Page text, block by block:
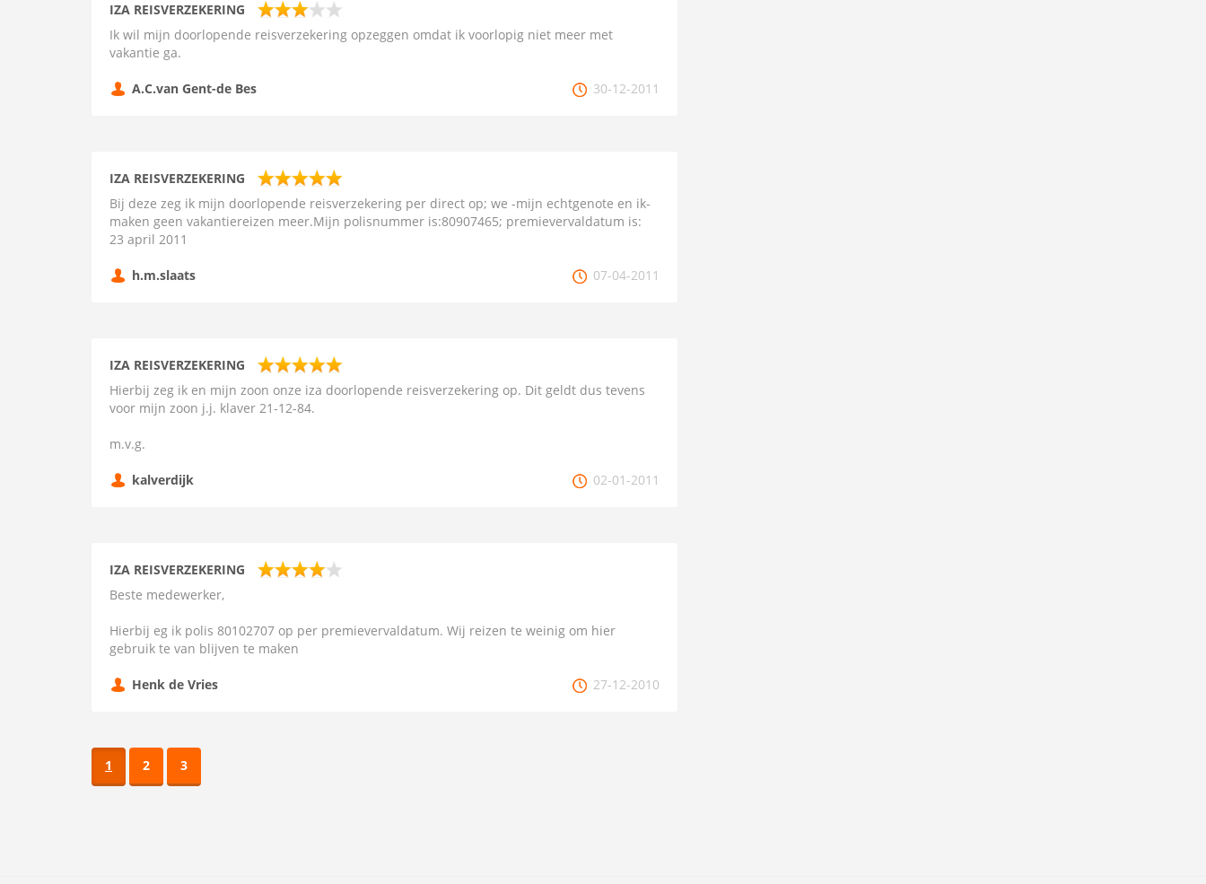
IZA REISVERZEKERING
Ik wil mijn doorlopende reisverzekering opzeggen omdat ik voorlopig niet meer met
vakantie ga.
A.C.van Gent-de Bes 30-12-2011
IZA REISVERZEKERING
Bij deze zeg ik mijn doorlopende reisverzekering per direct op; we -mijn echtgenote en ik-
maken geen vakantiereizen meer.Mijn polisnummer is:80907465; premievervaldatum is:
23 april 2011
h.m.slaats 07-04-2011
IZA REISVERZEKERING
Hierbij zeg ik en mijn zoon onze iza doorlopende reisverzekering op. Dit geldt dus tevens
voor mijn zoon j.j. klaver 21-12-84.
m.v.g.
kalverdijk 02-01-2011
IZA REISVERZEKERING
Beste medewerker,
Hierbij eg ik polis 80102707 op per premievervaldatum. Wij reizen te weinig om hier
gebruik te van blijven te maken
Henk de Vries 27-12-2010
1 2 3